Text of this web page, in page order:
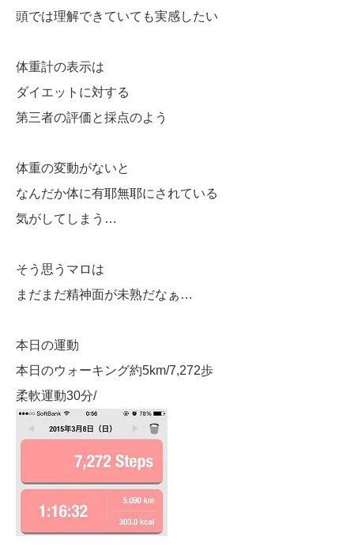
頭では理解できていても実感したい
体重計の表示は
ダイエットに対する
第三者の評価と採点のよう
体重の変動がないと
なんだか体に有耶無耶にされている
気がしてしまう…
そう思うマロは
まだまだ精神面が未熟だなぁ…
本日の運動
本日のウォーキング約5km/7,272歩
柔軟運動30分/